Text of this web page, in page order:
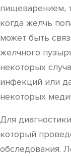
пищеварением,
когда желчь
может быть
желчного
некоторых
инфекций или
некоторых
Для
который
обследования.